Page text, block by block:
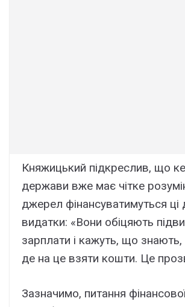
Княжицький підкреслив, що
держави вже має чітке
джерел фінансуватимуться ці
видатки: «Вони обіцяють
зарплати і кажуть, що знають,
де на це взяти кошти. Це
Зазначимо, питання